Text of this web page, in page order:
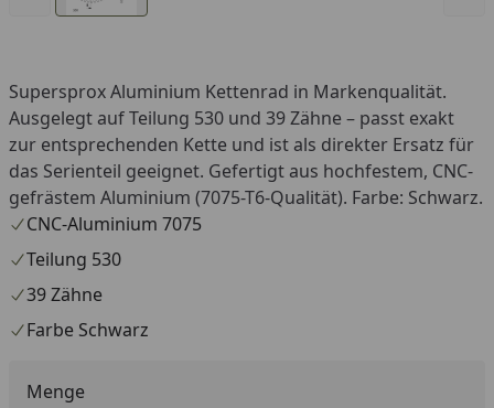
Supersprox Aluminium Kettenrad in Markenqualität.
Ausgelegt auf Teilung 530 und 39 Zähne – passt exakt
zur entsprechenden Kette und ist als direkter Ersatz für
das Serienteil geeignet. Gefertigt aus hochfestem, CNC-
gefrästem Aluminium (7075-T6-Qualität). Farbe: Schwarz.
CNC-Aluminium 7075
Teilung 530
39 Zähne
Farbe Schwarz
Menge